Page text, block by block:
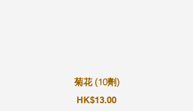
菊花 (10劑)
HK$13.00